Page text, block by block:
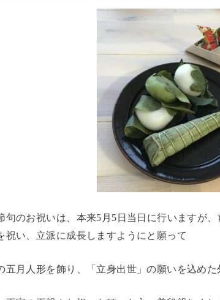
句のお祝いは、本来5月5日当日に行いますが
祝い、立派に成長しますようにと願って
五月人形を飾り、「立身出世」の願いを込めた